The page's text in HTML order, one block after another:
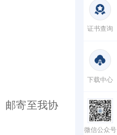
邮寄至我协
证书查询
下载中心
微信公众号